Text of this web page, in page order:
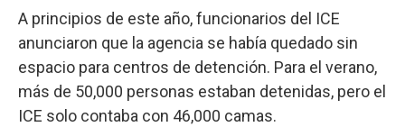
A principios de este año, funcionarios del ICE
anunciaron que la agencia se había quedado sin
espacio para centros de detención. Para el verano,
más de 50,000 personas estaban detenidas, pero el
ICE solo contaba con 46,000 camas.